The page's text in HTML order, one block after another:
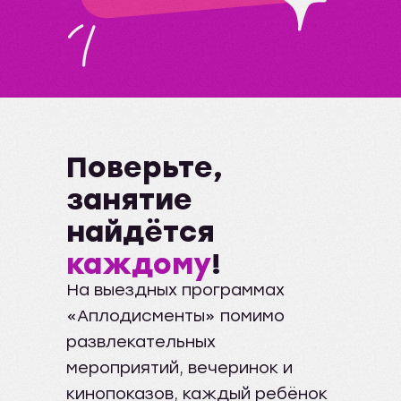
Поверьте,
занятие
найдётся
каждому!
На выездных программах
«Аплодисменты» помимо
развлекательных
мероприятий, вечеринок и
кинопоказов, каждый ребёнок